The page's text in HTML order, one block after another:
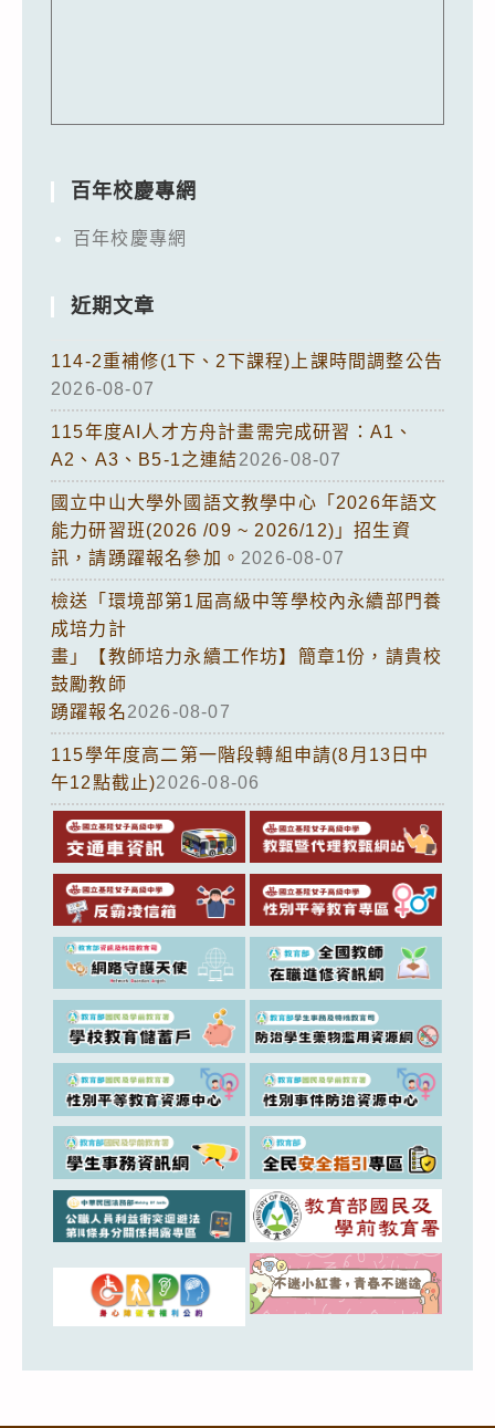
百年校慶專網
百年校慶專網
近期文章
114-2重補修(1下、2下課程)上課時間調整公告
2026-08-07
115年度AI人才方舟計畫需完成研習：A1、
A2、A3、B5-1之連結2026-08-07
國立中山大學外國語文教學中心「2026年語文
能力研習班(2026 /09 ~ 2026/12)」招生資
訊，請踴躍報名參加。 2026-08-07
檢送「環境部第1屆高級中等學校內永續部門養
成培力計
畫」【教師培力永續工作坊】簡章1份，請貴校
鼓勵教師
踴躍報名2026-08-07
115學年度高二第一階段轉組申請(8月13日中
午12點截止)2026-08-06